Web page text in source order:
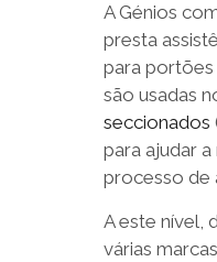
A Génios
presta
para portões
são usadas
seccionados
para ajudar
processo de
A este nível,
várias